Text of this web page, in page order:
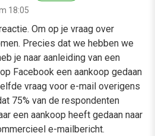
18:05
Om op je vraag over
Precies dat we hebben we
je naar aanleiding van een
Facebook een aankoop gedaan
vraag voor e-mail overigens
75% van de respondenten
een aankoop heeft gedaan naar
e-mailbericht.